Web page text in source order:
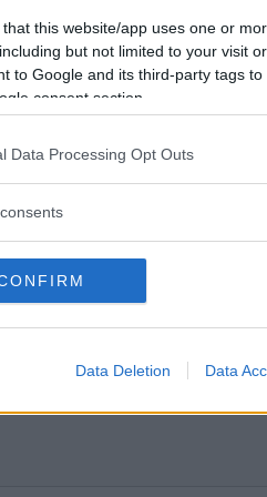
that this website/app uses one or
but not limited to your visit
to Google and its third-party tags
consent section.
Data Processing Opt Outs
Data Deletion Data